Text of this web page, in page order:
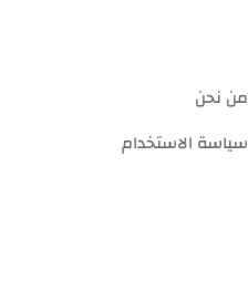
من نحن
سياسة الاستخدام